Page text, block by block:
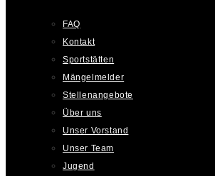
FAQ
Kontakt
Sportstätten
Mängelmelder
Stellenangebote
Über uns
Unser Vorstand
Unser Team
Jugend